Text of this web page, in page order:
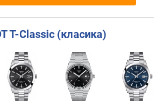
T-Classic (класика)